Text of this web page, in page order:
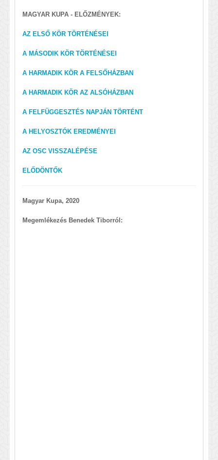
MAGYAR KUPA - ELŐZMÉNYEK:
AZ ELSŐ KÖR TÖRTÉNÉSEI
A MÁSODIK KÖR TÖRTÉNÉSEI
A HARMADIK KÖR A FELSŐHÁZBAN
A HARMADIK KÖR AZ ALSÓHÁZBAN
A FELFÜGGESZTÉS NAPJÁN TÖRTÉNT
A HELYOSZTÓK EREDMÉNYEI
AZ OSC VISSZALÉPÉSE
ELŐDÖNTŐK
Magyar Kupa, 2020
Megemlékezés Benedek Tiborról: